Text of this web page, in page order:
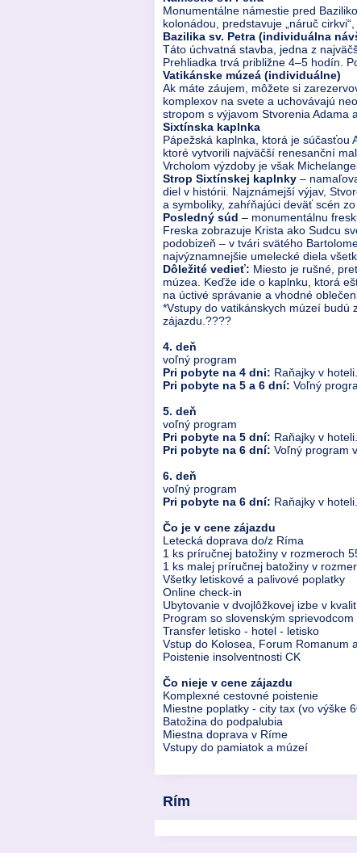
Monumentálne námestie pred
kolonádou, predstavuje „náruč
Bazilika sv. Petra (individuálna
Táto úchvatná stavba, jedna z
Prehliadka trvá približne 4–5 hodín.
Vatikánske múzeá (individuálne)
Ak máte záujem, môžete si
komplexov na svete a uchovávajú
stropom s výjavom Stvorenia Adama
Sixtínska kaplnka
Pápežská kaplnka, ktorá je súčasťou
ktoré vytvorili najväčší renesanční
Vrcholom výzdoby je však
Strop Sixtínskej kaplnky –
diel v histórii. Najznámejší výjav,
a symboliky, zahŕňajúci deväť scén zo
Posledný súd – monumentálnu
Freska zobrazuje Krista ako Sudcu
podobizeň – v tvári svätého
najvýznamnejšie umelecké diela
Dôležité vedieť: Miesto je rušné,
múzea. Keďže ide o kaplnku, ktorá
na úctivé správanie a vhodné
*Vstupy do vatikánskych múzeí budú
zájazdu.????
4. deň
voľný program
Pri pobyte na 4 dni: Raňajky v
Pri pobyte na 5 a 6 dní: Voľný
5. deň
voľný program
Pri pobyte na 5 dní: Raňajky v
Pri pobyte na 6 dní: Voľný program
6. deň
voľný program
Pri pobyte na 6 dní: Raňajky v
Čo je v cene zájazdu
Letecká doprava do/z Ríma
1 ks príručnej batožiny v rozmeroch
1 ks malej príručnej batožiny v
Všetky letiskové a palivové poplatky
Online check-in
Ubytovanie v dvojlôžkovej izbe v
Program so slovenským
Transfer letisko - hotel - letisko
Vstup do Kolosea, Forum Romanum
Poistenie insolventnosti CK
Čo nieje v cene zájazdu
Komplexné cestovné poistenie
Miestne poplatky - city tax (vo výške
Batožina do podpalubia
Miestna doprava v Ríme
Vstupy do pamiatok a múzeí
Rím